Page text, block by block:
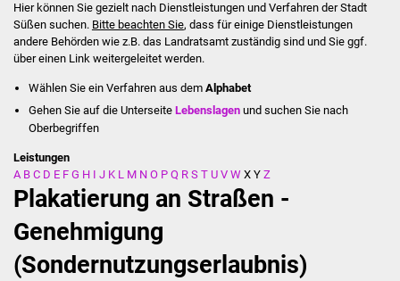
Ratsinformationssystem
Jugendbeirat
Summerrockfestival
Stadtverwaltung
Behördenwegweiser
Hier können Sie gezielt nach Dienstleistungen und Verfahren der Stadt
Süßen suchen. Bitte beachten Sie, dass für einige Dienstleistungen
andere Behörden wie z.B. das Landratsamt zuständig sind und Sie ggf.
über einen Link weitergeleitet werden.
Wählen Sie ein Verfahren aus dem Alphabet
Gehen Sie auf die UnterseiteLebenslagen und suchen Sie nach
Oberbegriffen
Leistungen
A B C D E F G H I J K L M N O P Q R S T U V W X Y Z
Plakatierung an Straßen -
Genehmigung
(Sondernutzungserlaubnis)